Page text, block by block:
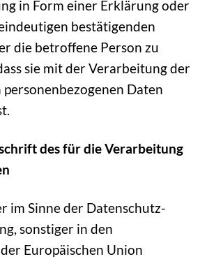
in Form einer Erklärung oder
bestätigenden
die betroffene Person zu
sie mit der Verarbeitung der
Daten
des für die Verarbeitung
im Sinne der Datenschutz-
sonstiger in den
Europäischen Union